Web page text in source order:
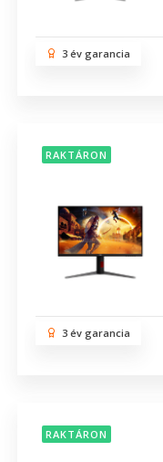
3 év garancia
RAKTÁRON
3 év garancia
RAKTÁRON